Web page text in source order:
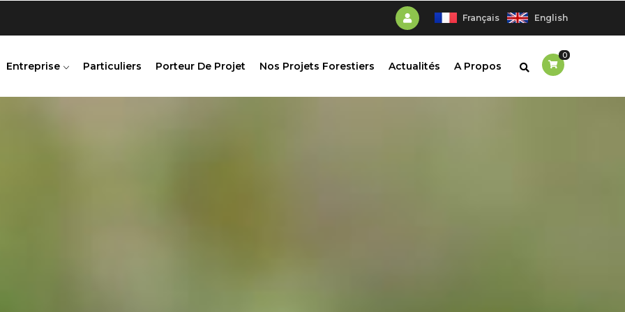
Français English
Entreprise Particuliers Porteur De Projet Nos Projets Forestiers Actualités A Propos
0